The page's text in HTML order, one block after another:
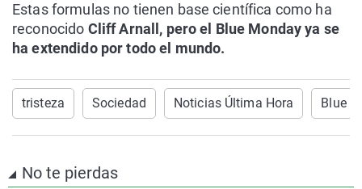
Estas formulas no tienen base científica como ha
reconocido Cliff Arnall, pero el Blue Monday ya se
ha extendido por todo el mundo.
tristeza Sociedad Noticias Última Hora Blue
No te pierdas